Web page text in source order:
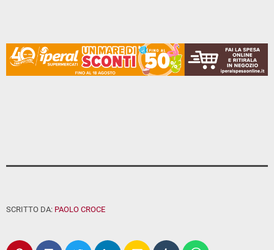
SCRITTO DA: PAOLO CROCE